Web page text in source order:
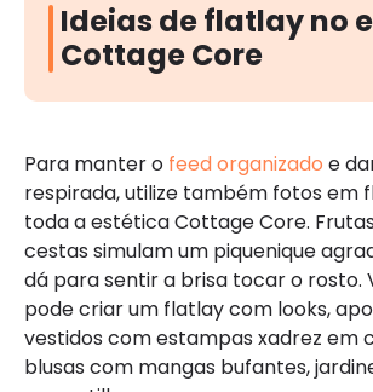
Ideias de flatlay no
Cottage Core
Para manter o feed organizado e
respirada, utilize também fotos em
toda a estética Cottage Core.
cestas simulam um piquenique
dá para sentir a brisa tocar o rosto.
pode criar um flatlay com looks,
vestidos com estampas xadrez em
blusas com mangas bufantes,